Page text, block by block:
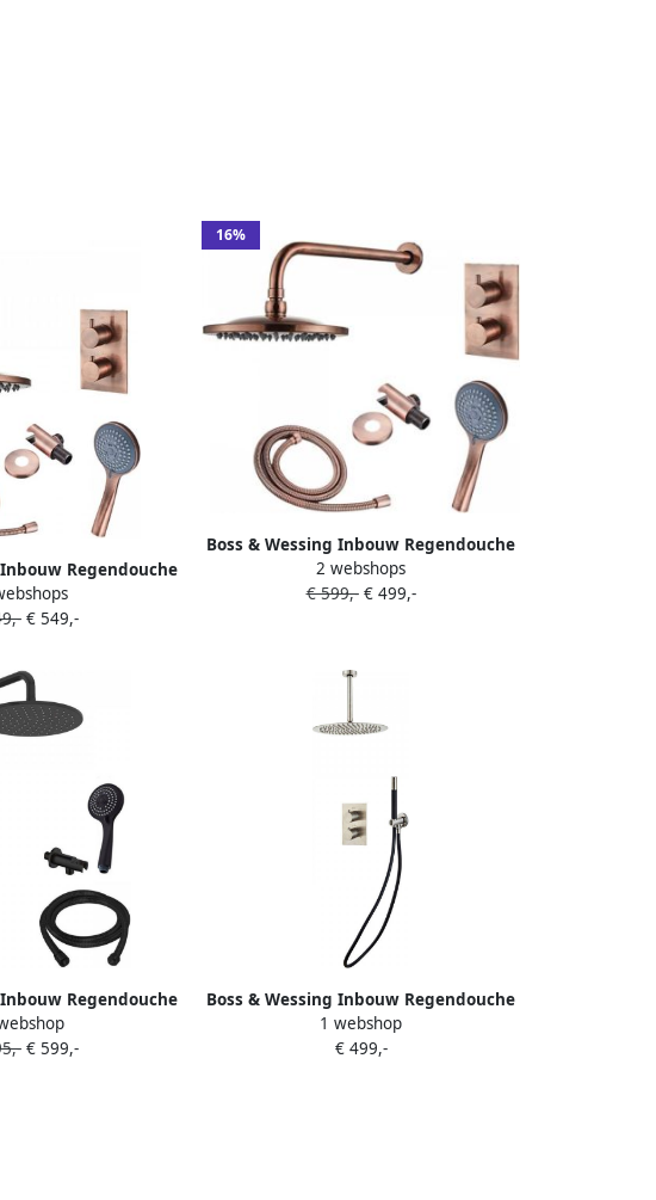
Regendouche
Plafonduitloop en 3
Geborsteld
€ 549,-
16%
Boss & Wessing Inbouw Regendouche
Set BWS Copper met Wanduitloop en 3
Standen Handdouche Geborsteld
2 webshops
€ 599,-€ 499,-
Regendouche
3 Standen
Mat Zwart
€ 599,-
Boss & Wessing Inbouw Regendouche
Set BWS Exclusive Pro 20 cm
Plafonduitloop Staaf Handdouche
1 webshop
€ 499,-